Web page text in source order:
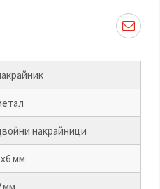
накрайници
мм
мм